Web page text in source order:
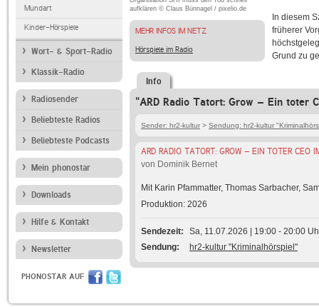
Mundart
Kinder-Hörspiele
Wort- & Sport-Radio
Klassik-Radio
Radiosender
Beliebteste Radios
Beliebteste Podcasts
Mein phonostar
Downloads
Hilfe & Kontakt
Newsletter
PHONOSTAR AUF
aufklären © Claus Bünnagel / pixelio.de
MEHR INFOS IM NETZ
Hörspiele im Radio
In diesem
früherer
Grund zu
Info
"ARD Radio Tatort: Grow – Ein toter
Sender: hr2-kultur > Sendung: hr2-kultur
ARD RADIO TATORT: GROW – EIN TOTER CEO
von Dominik Bernet
Mit Karin Pfammatter, Thomas Sarbacher,
Produktion: 2026
Sendezeit
Sa, 11.07.2026 | 19:00 - 20:00
Sendung
hr2-kultur "Kriminalhörspiel"